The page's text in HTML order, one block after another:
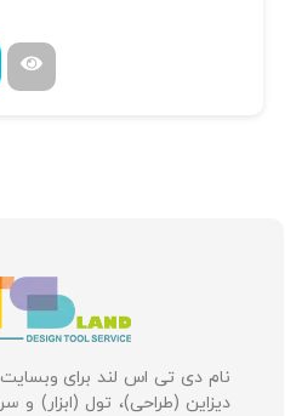
نام دی تی اس لند برای وبسایت
دیزاین (طراحی)، تول (ابزار)